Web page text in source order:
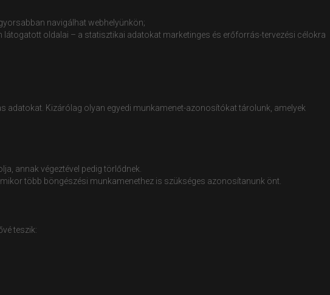
navigálhat webhelyünkön;
oldalai – a statisztikai adatokat marketinges és erőforrás-tervezési célokra
Kizárólag olyan egyedi munkamenet-azonosítókat tárolunk, amelyek
annak végeztével pedig törlődnek.
több böngészési munkamenethez is szükséges azonosítanunk önt.
teszik: